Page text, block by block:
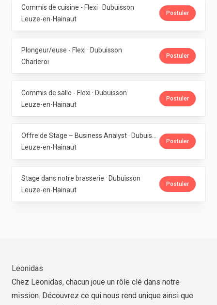
Commis de cuisine - Flexi · Dubuisson
Leuze-en-Hainaut
Postuler
Plongeur/euse - Flexi · Dubuisson
Charleroi
Postuler
Commis de salle - Flexi · Dubuisson
Leuze-en-Hainaut
Postuler
Leuze-en-Hainaut
Postuler
Stage dans notre brasserie · Dubuisson
Leuze-en-Hainaut
Postuler
Leonidas
Chez Leonidas, chacun joue un rôle clé dans notre
mission. Découvrez ce qui nous rend unique ainsi que